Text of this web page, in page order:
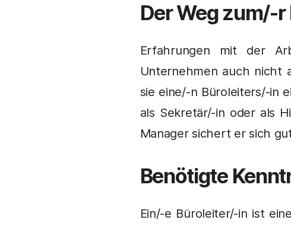
Der Weg zum/-r
Erfahrungen mit der
Unternehmen auch nicht
sie eine/-n Büroleiters/-in
als Sekretär/-in oder als
Manager sichert er sich
Benötigte
Ein/-e Büroleiter/-in ist